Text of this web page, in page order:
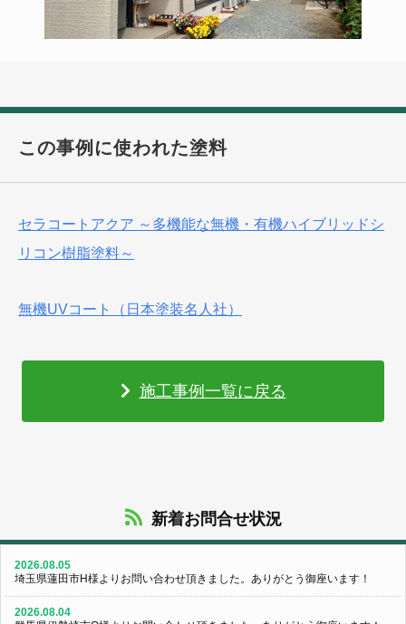
この事例に使われた塗料
セラコートアクア ～多機能な無機・有機ハイブリッドシ
リコン樹脂塗料～
無機UVコート（日本塗装名人社）
施工事例一覧に戻る
新着お問合せ状況
2026.08.05
埼玉県蓮田市H様よりお問い合わせ頂きました。ありがとう御座います！
2026.08.04